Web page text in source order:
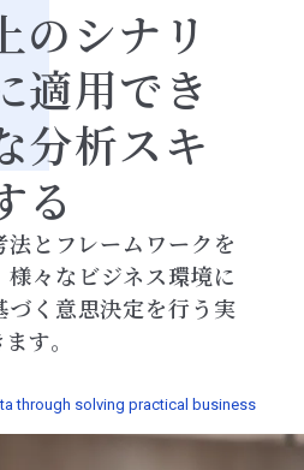
のシナリ
適用でき
分析スキ
る
とフレームワークを
々なビジネス環境に
く意思決定を行う実
す。
through solving practical business